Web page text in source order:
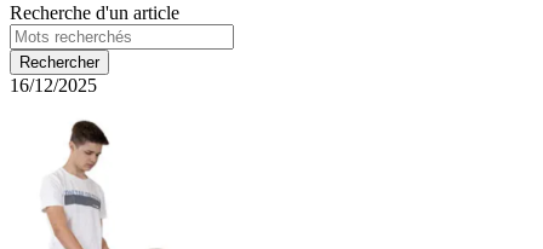
Recherche d'un article
16/12/2025